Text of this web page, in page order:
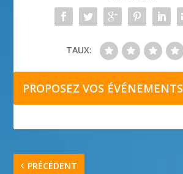
TAUX:
PROPOSEZ VOS ÉVÉNEMENTS
PRÉCÉDENT